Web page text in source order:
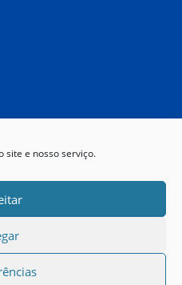
site e nosso serviço.